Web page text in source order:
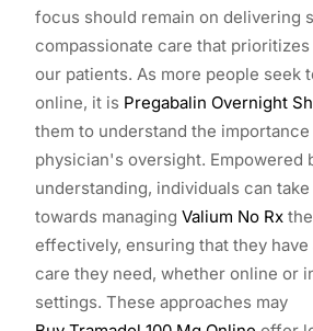
focus should remain on delivering
compassionate care that
our patients. As more people seek
online, it is Pregabalin Overnight
them to understand the
physician's oversight. Empowered
understanding, individuals can
towards managing Valium No Rx
effectively, ensuring that they
care they need, whether online or
settings. These approaches may